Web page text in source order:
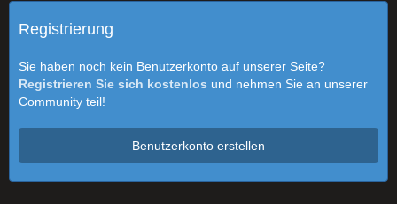
Registrierung
Sie haben noch kein Benutzerkonto auf unserer Seite?
Registrieren Sie sich kostenlos und nehmen Sie an unserer
Community teil!
Benutzerkonto erstellen